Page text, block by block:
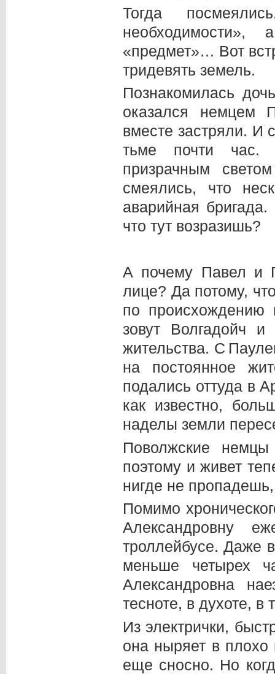
Тогда
«предмет»… Вот
тридевять земель.
Познакомилась
оказался немцем
вместе застряли. И
тьме почти час.
призрачным
смеялись, что
аварийная
что тут возразишь?
А почему Павел и
лице? Да потому,
по происхождению
зовут Волгадойч
жительства. С
на постоянное
подались оттуда в
как известно,
наделы земли
Поволжские
поэтому и живет
нигде не
Помимо
Александровну
троллейбусе. Даже
меньше четырех
Александровна
тесноте, в духоте,
Из электрички,
она ныряет в плохо
еще сносно. Но